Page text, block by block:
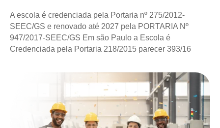
A escola é credenciada pela Portaria nº 275/2012-
SEEC/GS e renovado até 2027 pela PORTARIA Nº
947/2017-SEEC/GS Em são Paulo a Escola é
Credenciada pela Portaria 218/2015 parecer 393/16